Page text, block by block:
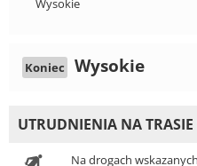
Wysokie
Koniec Wysokie
UTRUDNIENIA NA TRASIE
Na drogach